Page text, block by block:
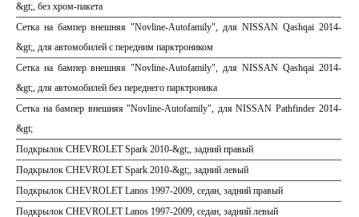
&gt;, без хром-пакета
Сетка на бампер внешняя "Novline-Autofamily", для NISSAN Qashqai 2014-
&gt;, для автомобилей с передним парктроником
Сетка на бампер внешняя "Novline-Autofamily", для NISSAN Qashqai 2014-
&gt;, для автомобилей без переднего парктроника
Сетка на бампер внешняя "Novline-Autofamily", для NISSAN Pathfinder 2014-
&gt;
Подкрылок CHEVROLET Spark 2010-&gt;, задний правый
Подкрылок CHEVROLET Spark 2010-&gt;, задний левый
Подкрылок CHEVROLET Lanos 1997-2009, седан, задний правый
Подкрылок CHEVROLET Lanos 1997-2009, седан, задний левый